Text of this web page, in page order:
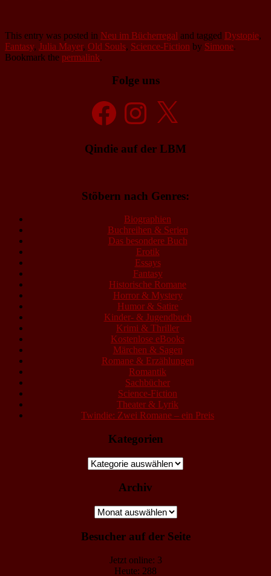
This entry was posted in Neu im Bücherregal and tagged Dystopie,
Fantasy, Julia Mayer, Old Souls, Science-Fiction by Simone.
Bookmark the permalink.
Folge uns
FacebookInstagramX
Qindie auf der LBM
Stöbern nach Genres:
Biographien
Buchreihen & Serien
Das besondere Buch
Erotik
Essays
Fantasy
Historische Romane
Horror & Mystery
Humor & Satire
Kinder- & Jugendbuch
Krimi & Thriller
Kostenlose eBooks
Märchen & Sagen
Romane & Erzählungen
Romantik
Sachbücher
Science-Fiction
Theater & Lyrik
Twindie: Zwei Romane – ein Preis
Kategorien
Kategorien
Archiv
Archiv
Besucher auf der Seite
Jetzt online: 3
Heute: 288